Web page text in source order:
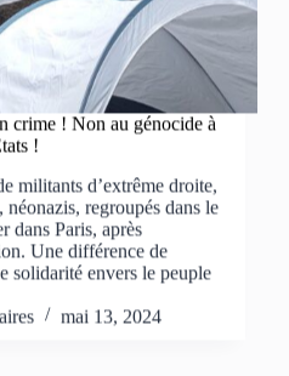
crime ! Non au génocide à
!
militants d’extrême droite,
néonazis, regroupés dans le
dans Paris, après
Une différence de
solidarité envers le peuple
mai 13, 2024